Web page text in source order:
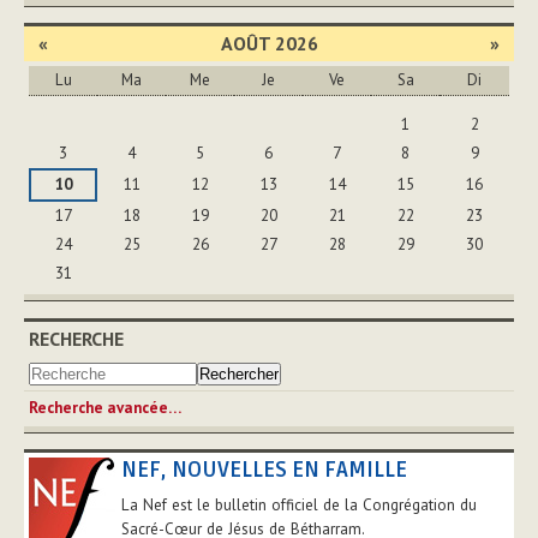
« AOÛT 2026 »
Lu Ma Me Je Ve Sa Di
1
2
3
4 5 6 7 8
9
10
11 12 13 14 15
16
17
18 19 20 21 22
23
24
25 26 27 28 29
30
31
RECHERCHE
Recherche avancée…
NEF, NOUVELLES EN FAMILLE
La Nef est le bulletin officiel de la Congrégation du
Sacré-Cœur de Jésus de Bétharram.